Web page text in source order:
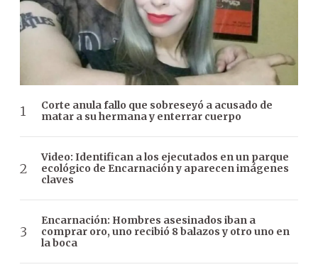
Corte anula fallo que sobreseyó a acusado de
matar a su hermana y enterrar cuerpo
Video: Identifican a los ejecutados en un parque
ecológico de Encarnación y aparecen imágenes
claves
Encarnación: Hombres asesinados iban a
comprar oro, uno recibió 8 balazos y otro uno en
la boca